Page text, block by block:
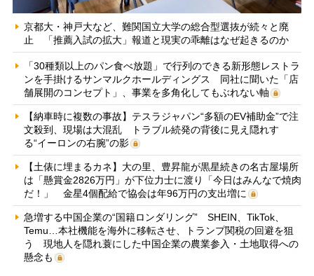
京都大・神戸大など、難関国立大学の総合型選抜が続々と廃
止 「推薦入試の拡大」報道と現実の乖離はなぜ起きるのか
「30種類以上のパン食べ放題」で行列のできる新形態レストラ
ンを手掛けるサンマルクホールディングス 同社に聞いた「店
舗展開のコンセプト」、事業を多角化してもぶれない軸
【納車時に複数の事故】テスラジャパン“多額のEV補助金”で注
文殺到、現場は大混乱 トラブル続発の背後に見え隠れす
る“イーロンの右腕”の影
【土俵に埋まるカネ】大の里、豊昇龍が黒星続きの名古屋場所
は「懸賞金2826万円」が下位力士に渡り「今日はみんなで焼肉
だ！」 金星4個配給で協会は年96万円の支出増に
急増する中国企業の“国籍ロンダリング” SHEIN、TikTok、
Temu…本社機能を海外に移転させ、トランプ関税の回避を狙
う 現地人を隠れ蓑にした中国企業の農業参入・土地取得への
懸念も